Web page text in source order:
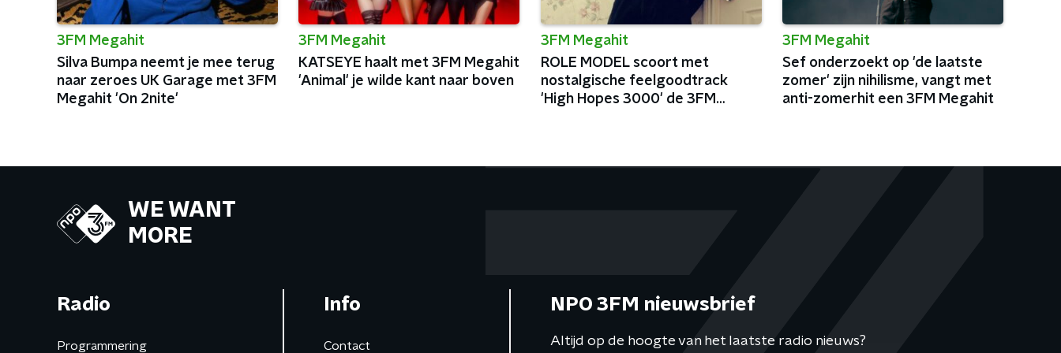
3FM Megahit
Silva Bumpa neemt je mee terug
naar zeroes UK Garage met 3FM
Megahit 'On 2nite'
3FM Megahit
KATSEYE haalt met 3FM Megahit
'Animal' je wilde kant naar boven
3FM Megahit
ROLE MODEL scoort met
nostalgische feelgoodtrack
'High Hopes 3000' de 3FM
3FM Megahit
Sef onderzoekt op 'de laatste
zomer' zijn nihilisme, vangt met
anti-zomerhit een 3FM Megahit
WE WANT
MORE
Radio
Programmering
Info
Contact
NPO 3FM nieuwsbrief
Altijd op de hoogte van het laatste radio nieuws?